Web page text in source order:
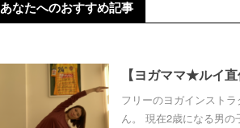
あなたへのおすすめ記事
【ヨガママ★ルイ
フリーのヨガインスト
ん。 現在2歳になる男